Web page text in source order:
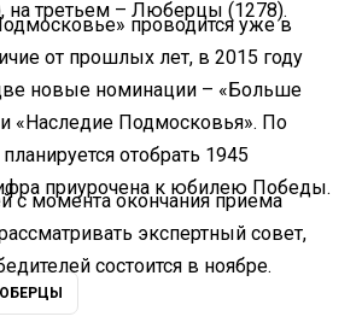
на третьем – Люберцы (1278).
проводится уже в
от прошлых лет, в 2015 году
новые номинации – «Больше
«Наследие Подмосковья». По
отобрать 1945
приурочена к юбилею Победы.
с момента окончания приема
экспертный совет,
состоится в ноябре.